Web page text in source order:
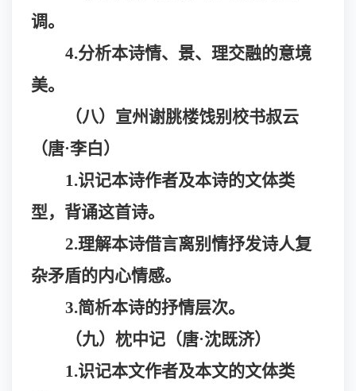
调。
4.分析本诗情、景、理交融的意境
美。
（八）宣州谢朓楼饯别校书叔云
（唐·李白）
1.识记本诗作者及本诗的文体类
型，背诵这首诗。
2.理解本诗借言离别情抒发诗人复
杂矛盾的内心情感。
3.简析本诗的抒情层次。
（九）枕中记（唐·沈既济）
1.识记本文作者及本文的文体类